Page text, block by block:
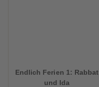
Endlich Ferien 1: Rabbat
und Ida